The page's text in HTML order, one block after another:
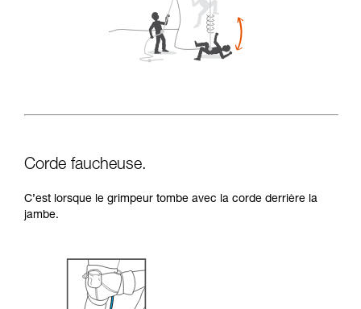
Corde faucheuse.
C’est lorsque le grimpeur tombe avec la corde derrière la
jambe.